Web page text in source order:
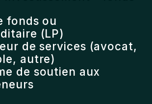
fonds ou
(LP)
de services (avocat,
autre)
de soutien aux